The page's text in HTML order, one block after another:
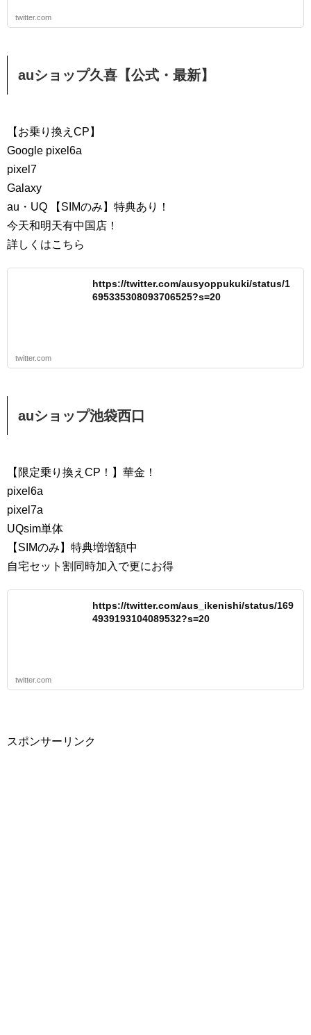
twitter.com
auショップ久喜【公式・最新】
【お乗り換えCP】
Google pixel6a
pixel7
Galaxy
au・UQ 【SIMのみ】特典あり！
今天和明天有中国店！
詳しくはこちら
https://twitter.com/ausyoppukuki/status/1
695335308093706525?s=20
twitter.com
auショップ池袋西口
【限定乗り換えCP！】華金！
pixel6a
pixel7a
UQsim単体
【SIMのみ】特典増増額中
自宅セット割同時加入で更にお得
https://twitter.com/aus_ikenishi/status/169
4939193104089532?s=20
twitter.com
スポンサーリンク